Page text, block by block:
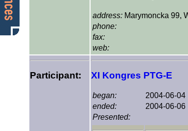
address: Marymoncka 99,
phone:
fax:
web:
Participant: XI Kongres PTG-E
began:
2004-06-04
ended:
2004-06-06
Presented: